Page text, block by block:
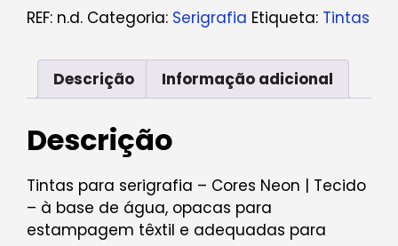
para
Cores
Neon
Tecido
REF: n.d. Categoria: Serigrafia Etiqueta: Tintas
Descrição Informação adicional
Descrição
Tintas para serigrafia – Cores Neon | Tecido
– à base de água, opacas para
estampagem têxtil e adequadas para